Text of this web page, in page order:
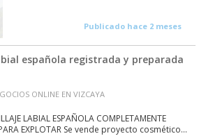
Publicado hace 2 meses
española registrada y preparada
ONLINE EN VIZCAYA
LABIAL ESPAÑOLA COMPLETAMENTE
EXPLOTAR Se vende proyecto cosmético...